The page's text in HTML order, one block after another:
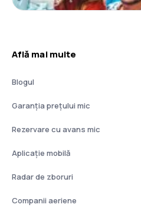
Află mai multe
Blogul
Garanția prețului mic
Rezervare cu avans mic
Aplicație mobilă
Radar de zboruri
Companii aeriene